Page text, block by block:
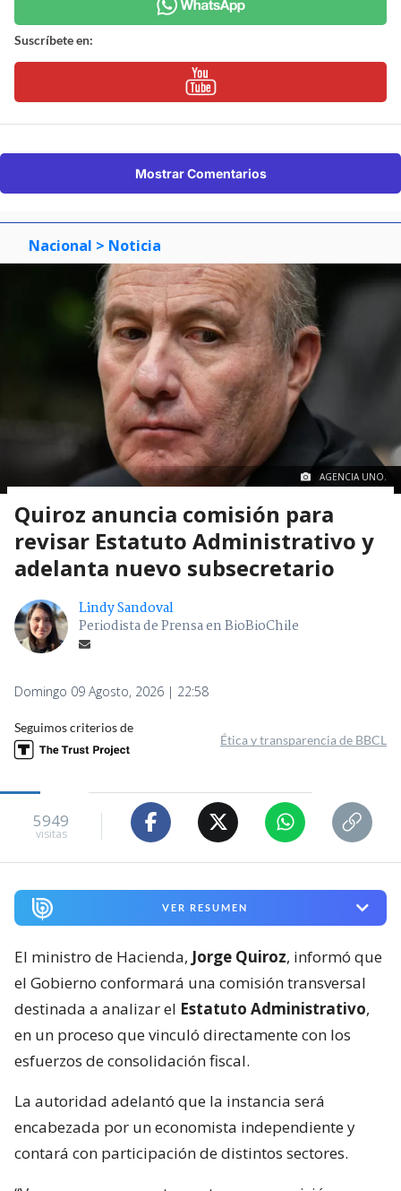
Suscríbete en:
Mostrar Comentarios
Nacional > Noticia
AGENCIA UNO.
Quiroz anuncia comisión para
revisar Estatuto Administrativo y
adelanta nuevo subsecretario
Lindy Sandoval
Periodista de Prensa en BioBioChile
Domingo 09 Agosto, 2026 | 22:58
Seguimos criterios de
Ética y transparencia de BBCL
5949
visitas
VER RESUMEN
El ministro de Hacienda, Jorge Quiroz, informó que
el Gobierno conformará una comisión transversal
destinada a analizar el Estatuto Administrativo,
en un proceso que vinculó directamente con los
esfuerzos de consolidación fiscal.
La autoridad adelantó que la instancia será
encabezada por un economista independiente y
contará con participación de distintos sectores.